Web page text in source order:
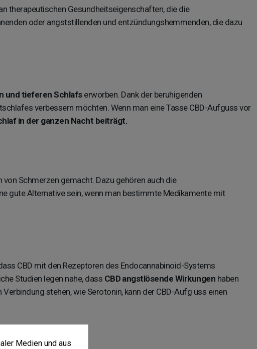
therapeutischen Gesundheitseigenschaften, die die
oder angststillenden und entzündungshemmenden, die dazu
und tieferen Schlafserworben. Dank der beruhigenden
verbessern möchten. Wenn man eine Tasse CBD-Aufguss vor
in der ganzen Nacht beiträgt.
Schmerzen gemacht. Dazu gehören auch die
gute Alternative sein, wenn man bestimmte Medikamente mit
CBD mit den Rezeptoren des Endocannabinoid-Systems
Studien legen nahe, dass CBD angstlösende Wirkungen haben
stehen, wie Serotonin, kann der CBD-Aufg uss einen
Medien und aus